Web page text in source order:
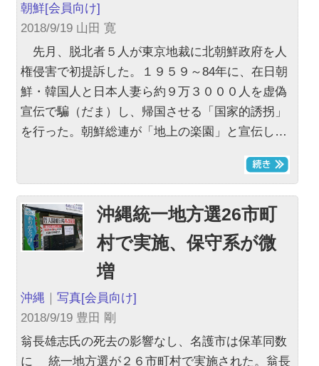
朝鮮[会員向け]
2018/9/19 山田 寛
先月、脱北者５人が東京地裁に北朝鮮政府を人
権侵害で初提訴した。１９５９～84年に、在日朝
鮮・韓国人と日本人妻ら約９万３０００人を虚偽
宣伝で騙（だま）し、帰国させる「国家的誘拐」
を行った。朝鮮総連が「地上の楽園」と宣伝し…
沖縄統一地方選26市町
村で実施、保守系が微
増
沖縄 ｜写真[会員向け]
2018/9/19 豊田 剛
翁長雄志氏の死去の影響なし、名護市は保革同数
に 統一地方選が２６市町村で実施された。翁長